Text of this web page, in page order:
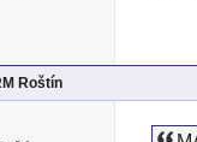
Roštín